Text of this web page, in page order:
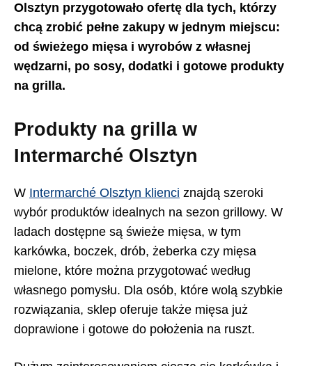
Olsztyn przygotowało ofertę dla tych, którzy
chcą zrobić pełne zakupy w jednym miejscu:
od świeżego mięsa i wyrobów z własnej
wędzarni, po sosy, dodatki i gotowe produkty
na grilla.
Produkty na grilla w
Intermarché Olsztyn
W Intermarché Olsztyn klienci znajdą szeroki
wybór produktów idealnych na sezon grillowy. W
ladach dostępne są świeże mięsa, w tym
karkówka, boczek, drób, żeberka czy mięsa
mielone, które można przygotować według
własnego pomysłu. Dla osób, które wolą szybkie
rozwiązania, sklep oferuje także mięsa już
doprawione i gotowe do położenia na ruszt.